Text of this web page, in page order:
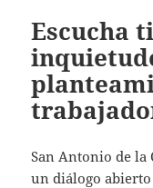
Escucha
San Antonio de la
un diálogo